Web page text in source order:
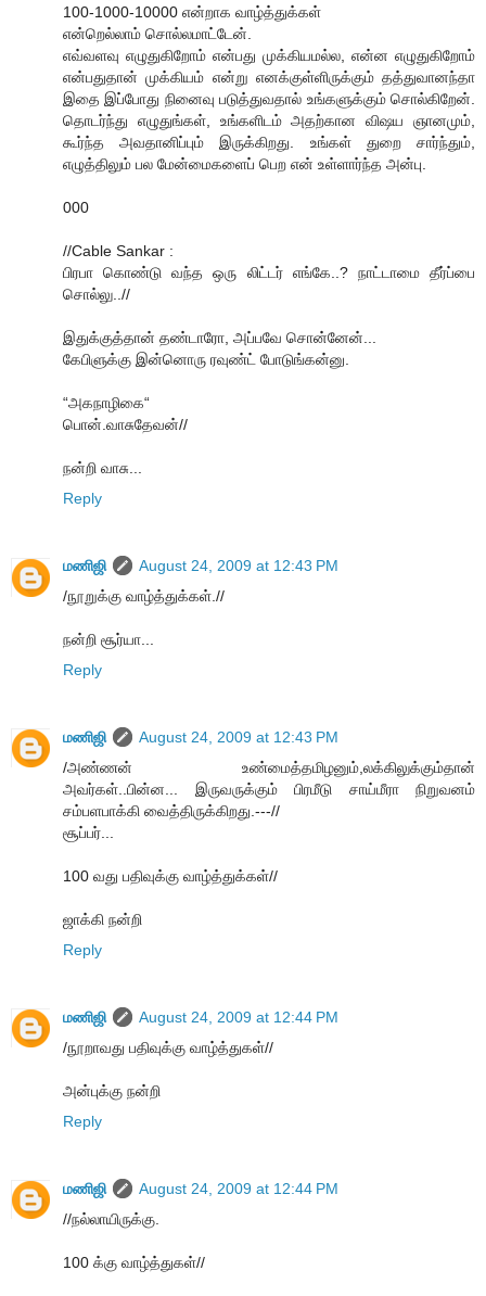
100-1000-10000 என்றாக வாழ்த்துக்கள்
என்றெல்லாம் சொல்லமாட்டேன்.
எவ்வளவு எழுதுகிறோம் என்பது முக்கியமல்ல, என்ன எழுதுகிறோம்
என்பதுதான் முக்கியம் என்று எனக்குள்ளிருக்கும் தத்துவானந்தா
இதை இப்போது நினைவு படுத்துவதால் உங்களுக்கும் சொல்கிறேன்.
தொடர்ந்து எழுதுங்கள், உங்களிடம் அதற்கான விஷய ஞானமும்,
கூர்ந்த அவதானிப்பும் இருக்கிறது. உங்கள் துறை சார்ந்தும்,
எழுத்திலும் பல மேன்மைகளைப் பெற என் உள்ளார்ந்த அன்பு.
000
//Cable Sankar :
பிரபா கொண்டு வந்த ஒரு லிட்டர் எங்கே..? நாட்டாமை தீர்ப்பை
சொல்லு..//
இதுக்குத்தான் தண்டாரோ, அப்பவே சொன்னேன்...
கேபிளுக்கு இன்னொரு ரவுண்ட் போடுங்கன்னு.
“அகநாழிகை“
பொன்.வாசுதேவன்//
நன்றி வாசு...
Reply
மணிஜி
August 24, 2009 at 12:43 PM
/நூறுக்கு வாழ்த்துக்கள்.//
நன்றி சூர்யா...
Reply
மணிஜி
August 24, 2009 at 12:43 PM
/அண்ணன் உண்மைத்தமிழனும்,லக்கிலுக்கும்தான்
அவர்கள்..பின்ன... இருவருக்கும் பிரமீடு சாய்மீரா நிறுவனம்
சம்பளபாக்கி வைத்திருக்கிறது.---//
சூப்பர்...
100 வது பதிவுக்கு வாழ்த்துக்கள்//
ஜாக்கி நன்றி
Reply
மணிஜி
August 24, 2009 at 12:44 PM
/நூறாவது பதிவுக்கு வாழ்த்துகள்//
அன்புக்கு நன்றி
Reply
மணிஜி
August 24, 2009 at 12:44 PM
//நல்லாயிருக்கு.
100 க்கு வாழ்த்துகள்//